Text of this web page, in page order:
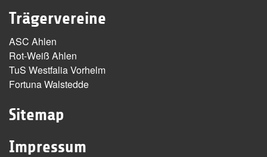
Trägervereine
ASC Ahlen
Rot-Weiß Ahlen
TuS Westfalia Vorhelm
Fortuna Walstedde
Sitemap
Impressum